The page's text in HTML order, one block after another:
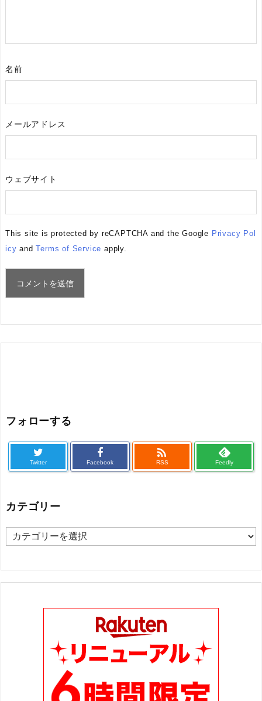
名前
メールアドレス
ウェブサイト
This site is protected by reCAPTCHA and the Google Privacy Pol
icy andTerms of Service apply.
フォローする
Twitter Facebook

RSS Feedly
カテゴリー
カ
ゴ